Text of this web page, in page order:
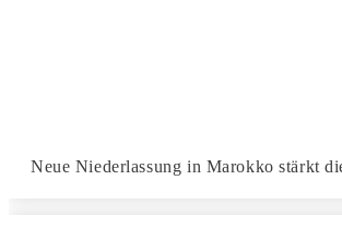
Neue Niederlassung in Marokko stärkt